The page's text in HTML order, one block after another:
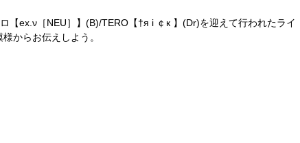
【ex.ν［NEU］】(B)/TERO【†я i ￠к 】(Dr)を迎えて行われたライ
からお伝えしよう。